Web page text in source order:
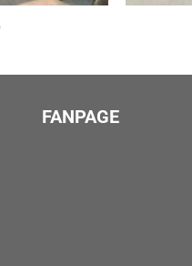
FANPAGE